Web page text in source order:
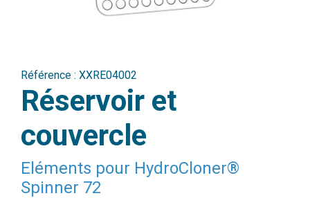
Référence : XXRE04002
Réservoir et
couvercle
Eléments pour HydroCloner®
Spinner 72